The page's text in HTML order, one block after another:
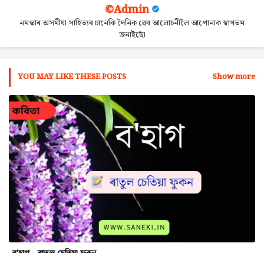
©Admin
নমস্কাৰ অসমীয়া সাহিত্যৰ চানেকি দৈনিক ৱেব আলোচনীলৈ আপোনাক স্বাগতম
জনাইছোঁ
YOU MAY LIKE THESE POSTS Show more